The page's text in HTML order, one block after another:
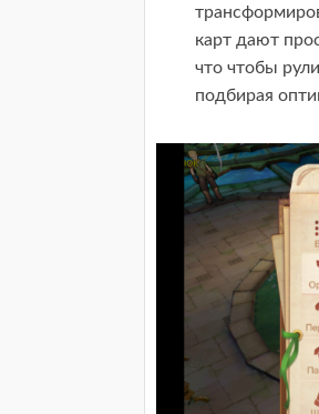
карт дают
что чтобы
подбирая